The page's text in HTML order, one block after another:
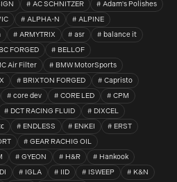
AC SCHNITZER
Adam's Polishes
ALPHA-N
ALPINE
ARMYTRIX asr
balance it
FORGED
BELLOF
Air Filter
BMW MotorSports
BRIXTON FORGED
Capristo
core dev CORE LED
CPM
DCT RACING FLUID
DIXCEL
ENDLESS ENKEI
ERST
GEAR RACHIG OIL
GYEON H&R
Hankook
IGLA IID ISWEEP
K&N